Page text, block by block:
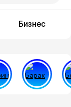
Бизнес